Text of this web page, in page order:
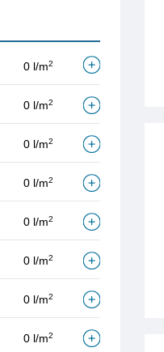
0 l/m2
0 l/m2
0 l/m2
0 l/m2
0 l/m2
0 l/m2
0 l/m2
0 l/m2